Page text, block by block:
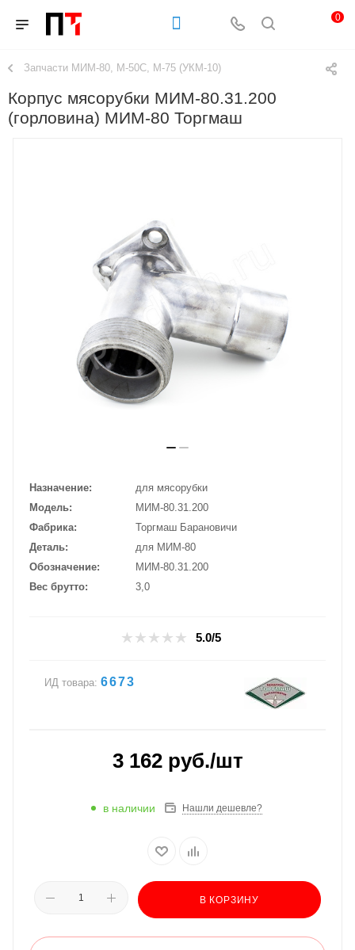
0
Запчасти МИМ-80, М-50С, М-75 (УКМ-10)
Корпус мясорубки МИМ-80.31.200
(горловина) МИМ-80 Торгмаш
Назначение
для мясорубки
Модель
МИМ-80.31.200
Фабрика
Торгмаш Барановичи
Деталь
для МИМ-80
Обозначение
МИМ-80.31.200
Вес брутто
3,0
5.0/5
ИД товара: 6673
3 162руб./шт
в наличии Нашли дешевле?
В КОРЗИНУ